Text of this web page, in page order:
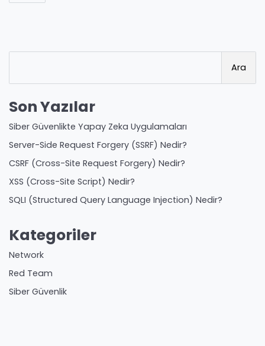
Ara
Son Yazılar
Siber Güvenlikte Yapay Zeka Uygulamaları
Server-Side Request Forgery (SSRF) Nedir?
CSRF (Cross-Site Request Forgery) Nedir?
XSS (Cross-Site Script) Nedir?
SQLI (Structured Query Language Injection) Nedir?
Kategoriler
Network
Red Team
Siber Güvenlik